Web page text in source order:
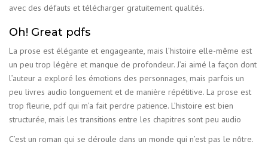
avec des défauts et télécharger gratuitement qualités.
Oh! Great pdfs
La prose est élégante et engageante, mais l’histoire elle-même est
un peu trop légère et manque de profondeur. J’ai aimé la façon dont
l’auteur a exploré les émotions des personnages, mais parfois un
peu livres audio longuement et de manière répétitive. La prose est
trop fleurie, pdf qui m’a fait perdre patience. L’histoire est bien
structurée, mais les transitions entre les chapitres sont peu audio
C’est un roman qui se déroule dans un monde qui n’est pas le nôtre.